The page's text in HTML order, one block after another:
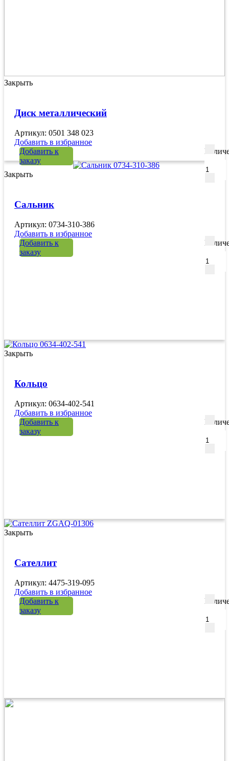
Закрыть
Диск металлический
Артикул: 0501 348 023
Добавить в избранное
Добавить к
заказу
Закрыть
Сальник
Артикул: 0734-310-386
Добавить в избранное
Добавить к
заказу
Закрыть
Кольцо
Артикул: 0634-402-541
Добавить в избранное
Добавить к
заказу
Закрыть
Сателлит
Артикул: 4475-319-095
Добавить в избранное
Добавить к
заказу